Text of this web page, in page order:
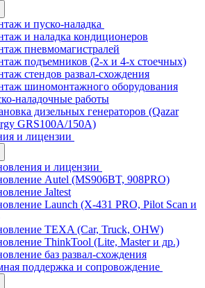
и пуско-наладка
и наладка кондиционеров
пневмомагистралей
подъемников (2-х и 4-х стоечных)
стендов развал-схождения
шиномонтажного оборудования
наладочные работы
дизельных генераторов (Qazar
GRS100A/150A)
и лицензии
и лицензии
Autel (MS906BT, 908PRO)
Jaltest
Launch (X-431 PRO, Pilot Scan и
TEXA (Car, Truck, OHW)
ThinkTool (Lite, Master и др.)
баз развал-схождения
поддержка и сопровождение